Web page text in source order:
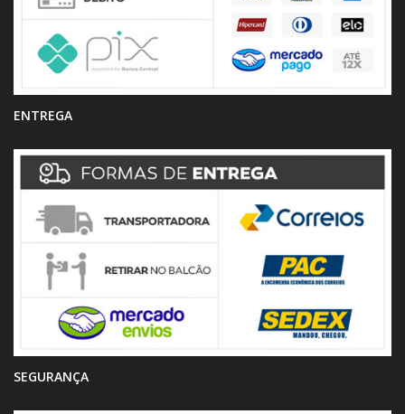
ENTREGA
SEGURANÇA